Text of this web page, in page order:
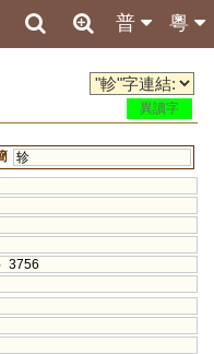
粵
普
異讀字
轸
3756